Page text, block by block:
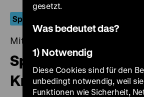
Sparen
Mittwoch, 23. Mai 2018, 20.00 -
Sparen im Frieden –
Krieg
gesetzt.
Was bedeutet das?
1) Notwendig
Diese Cookies sind für den
unbedingt notwendig, weil
Funktionen wie Sicherheit,